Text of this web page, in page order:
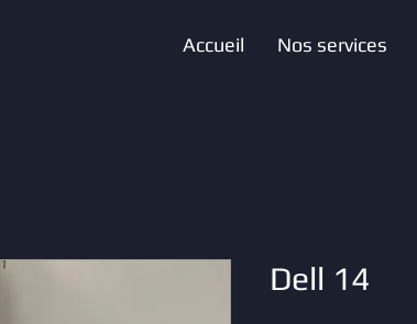
Accueil Nos services
Dell 14